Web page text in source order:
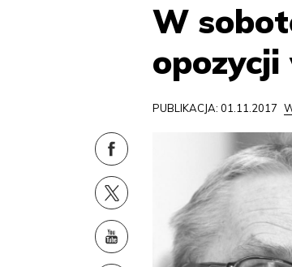
W
opozycji
PUBLIKACJA: 01.11.2017